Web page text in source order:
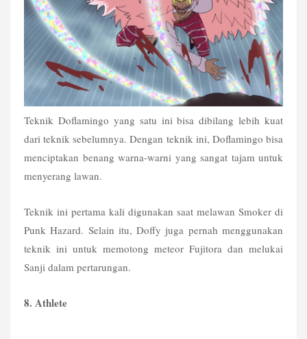
Teknik Doflamingo yang satu ini bisa dibilang lebih kuat
dari teknik sebelumnya. Dengan teknik ini, Doflamingo bisa
menciptakan benang warna-warni yang sangat tajam untuk
menyerang lawan.
Teknik ini pertama kali digunakan saat melawan Smoker di
Punk Hazard. Selain itu, Doffy juga pernah menggunakan
teknik ini untuk memotong meteor Fujitora dan melukai
Sanji dalam pertarungan.
8. Athlete